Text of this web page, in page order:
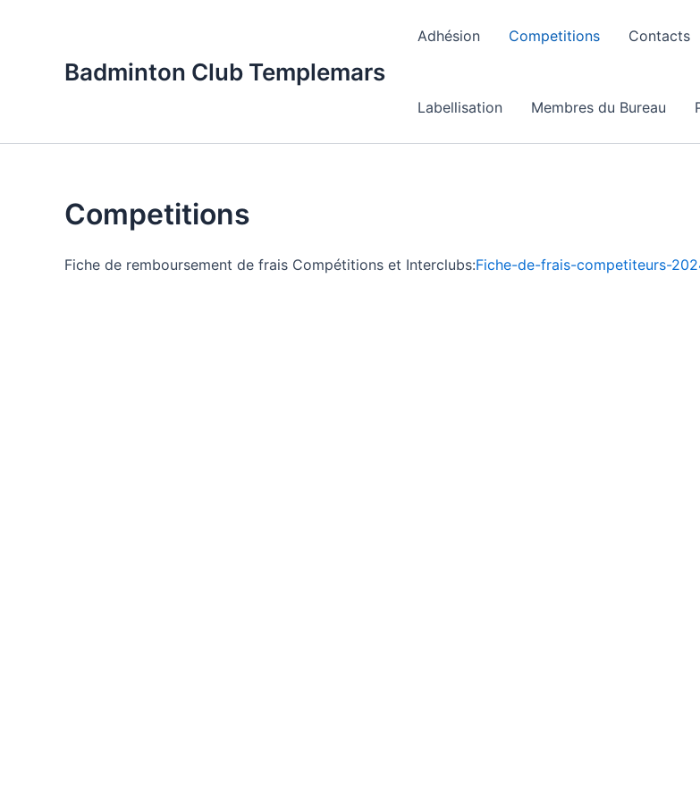
Badminton Club Templemars
Adhésion Competitions Contacts
Labellisation Membres du Bureau
Competitions
Fiche de remboursement de frais Compétitions et Interclubs:Fiche-de-frais-competiteurs-